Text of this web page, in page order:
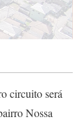
circuito será
Nossa